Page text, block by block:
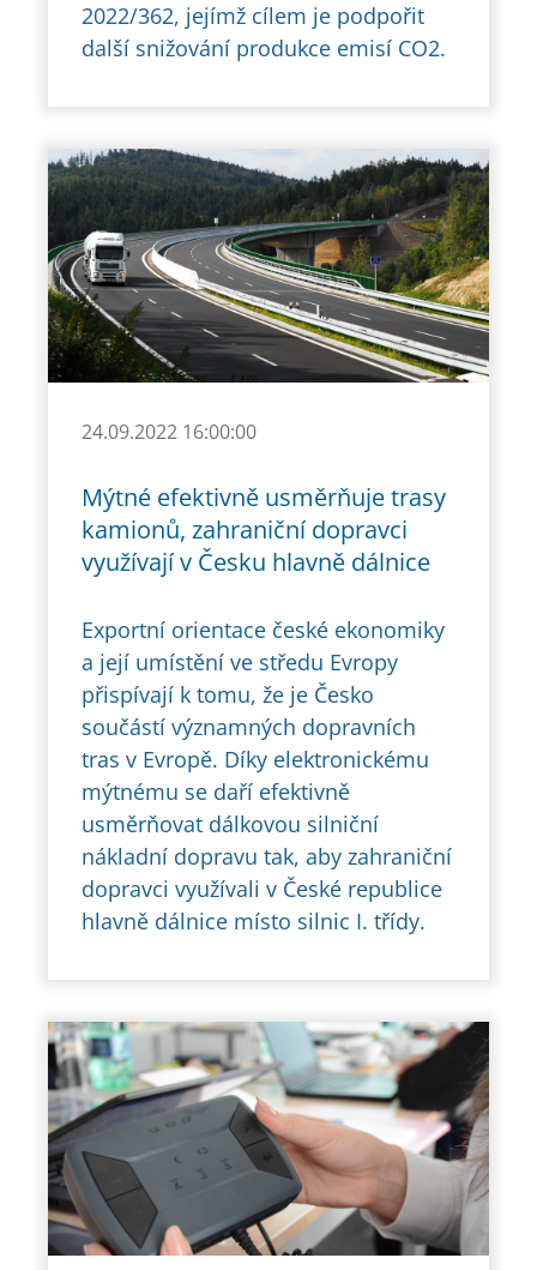
2022/362, jejímž cílem je podpořit
další snižování produkce emisí CO2.
24.09.2022 16:00:00
Mýtné efektivně usměrňuje trasy
kamionů, zahraniční dopravci
využívají v Česku hlavně dálnice
Exportní orientace české ekonomiky
a její umístění ve středu Evropy
přispívají k tomu, že je Česko
součástí významných dopravních
tras v Evropě. Díky elektronickému
mýtnému se daří efektivně
usměrňovat dálkovou silniční
nákladní dopravu tak, aby zahraniční
dopravci využívali v České republice
hlavně dálnice místo silnic I. třídy.